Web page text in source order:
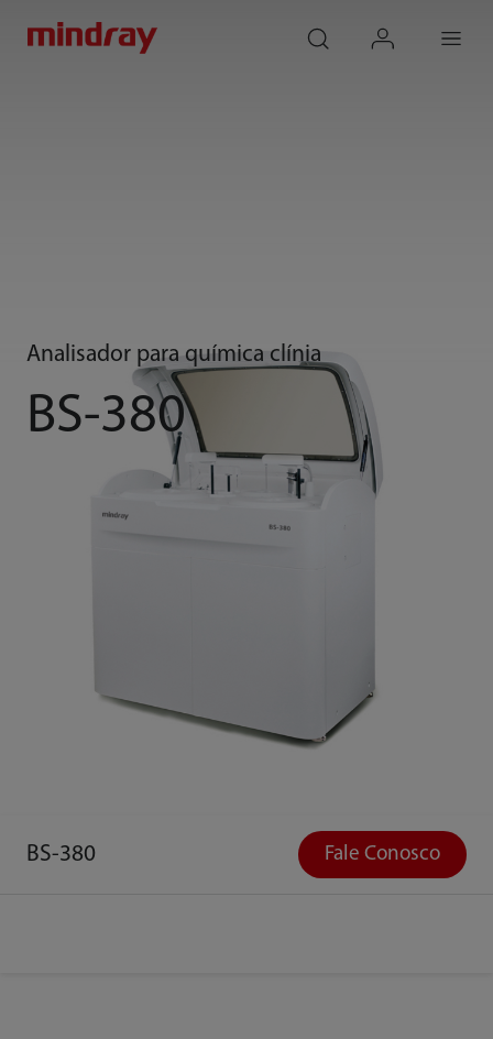
Analisador para química clínia
BS-380
BS-380 Fale Conosco